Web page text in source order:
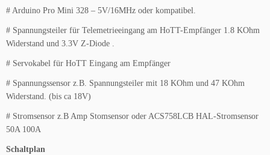
# Arduino Pro Mini 328 – 5V/16MHz oder kompatibel.
# Spannungsteiler für Telemetrieeingang am HoTT-Empfänger 1.8 KOhm
Widerstand und 3.3V Z-Diode .
# Servokabel für HoTT Eingang am Empfänger
# Spannungssensor z.B. Spannungsteiler mit 18 KOhm und 47 KOhm
Widerstand. (bis ca 18V)
# Stromsensor z.B Amp Stomsensor oder ACS758LCB HAL-Stromsensor
50A 100A
Schaltplan